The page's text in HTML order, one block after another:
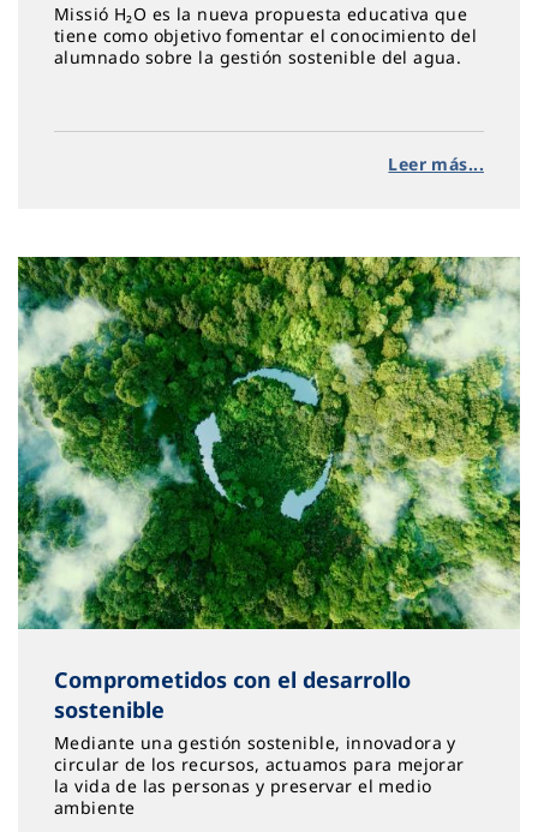
Missió H₂O es la nueva propuesta educativa que
tiene como objetivo fomentar el conocimiento del
alumnado sobre la gestión sostenible del agua.
Leer más...
Comprometidos con el desarrollo
sostenible
Mediante una gestión sostenible, innovadora y
circular de los recursos, actuamos para mejorar
la vida de las personas y preservar el medio
ambiente